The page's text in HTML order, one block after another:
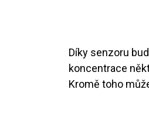
Díky senzoru
koncentrace
Kromě toho